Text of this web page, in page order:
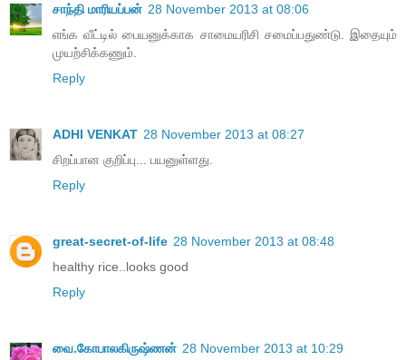
சாந்தி மாரியப்பன் 28 November 2013 at 08:06
எங்க வீட்டில் பையனுக்காக சாமையரிசி சமைப்பதுண்டு. இதையும்
முயற்சிக்கணும்.
Reply
ADHI VENKAT 28 November 2013 at 08:27
சிறப்பான குறிப்பு... பயனுள்ளது.
Reply
great-secret-of-life 28 November 2013 at 08:48
healthy rice..looks good
Reply
வை.கோபாலகிருஷ்ணன் 28 November 2013 at 10:29